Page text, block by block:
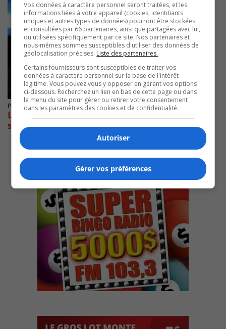
Publié le 1 août 2023 à 06h51
La Sûreté du Québec appelle à la prudence
sur les routes
Vos données à caractère personnel seront traitées, et les
informations liées à votre appareil (cookies, identifiants
uniques et autres types de données) pourront être stockées
et consultées par 66 partenaires, ainsi que partagées avec lui,
ou utilisées spécifiquement par ce site. Nos partenaires et
nous-mêmes sommes susceptibles d'utiliser des données de
géolocalisation précises. Liste des partenaires.
Certains fournisseurs sont susceptibles de traiter vos
données à caractère personnel sur la base de l'intérêt
légitime. Vous pouvez vous y opposer en gérant vos options
ci-dessous. Recherchez un lien en bas de cette page ou dans
le menu du site pour gérer ou retirer votre consentement
dans les paramètres des cookies et de confidentialité.
Autoriser
Gérer vos préférences